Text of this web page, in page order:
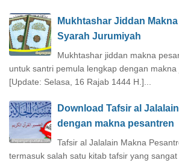
Mukhtashar Jiddan
Syarah Jurumiyah
Mukhtashar jiddan makna
untuk santri pemula lengkap dengan makna
[Update: Selasa, 16 Rajab 1444 H.]...
Download Tafsir al
dengan makna pesantren
Tafsir al Jalalain Makna
termasuk salah satu kitab tafsir yang